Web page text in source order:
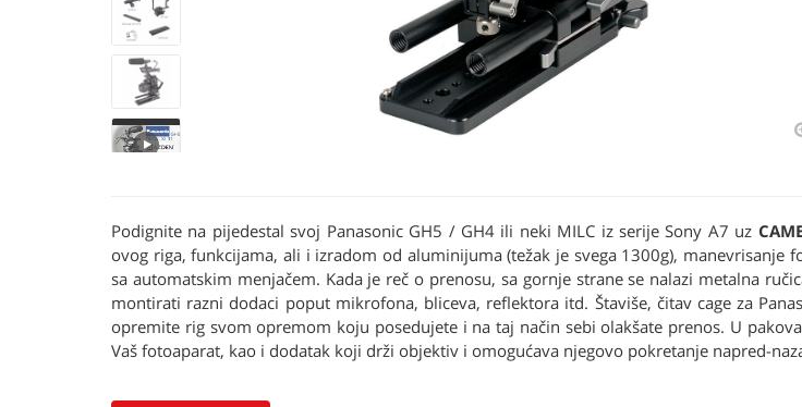
Podignite na pijedestal svoj Panasonic GH5 / GH4 ili neki MILC iz serije Sony A7 uz
ovog riga, funkcijama, ali i izradom od aluminijuma (težak je svega 1300g),
sa automatskim menjačem. Kada je reč o prenosu, sa gornje strane se nalazi metalna
montirati razni dodaci poput mikrofona, bliceva, reflektora itd. Štaviše, čitav cage za
opremite rig svom opremom koju posedujete i na taj način sebi olakšate prenos. U
Vaš fotoaparat, kao i dodatak koji drži objektiv i omogućava njegovo pokretanje napred-